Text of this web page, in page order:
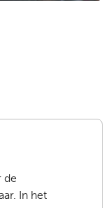
de
In het